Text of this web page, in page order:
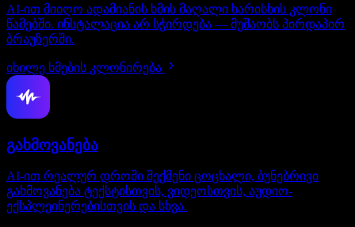
AI-ით მიიღო ადამიანის ხმის მაღალი ხარისხის კლონი
წამებში. ინსტალაცია არ სჭირდება — მუშაობს პირდაპირ
ბრაუზერში.
იხილე ხმების კლონირება
გახმოვანება
AI-ით რეალურ დროში შექმენი ცოცხალი, ბუნებრივი
გახმოვანება ტექსტისთვის, ვიდეოსთვის, აუდიო-
ექსპლეინერებისთვის და სხვა.